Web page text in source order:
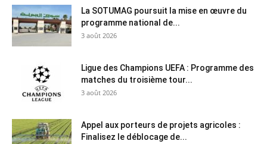
La SOTUMAG poursuit la mise en œuvre du
programme national de...
3 août 2026
Ligue des Champions UEFA : Programme des
matches du troisième tour...
3 août 2026
Appel aux porteurs de projets agricoles :
Finalisez le déblocage de...